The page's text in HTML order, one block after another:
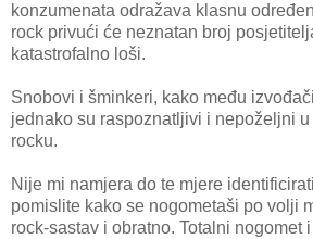
konzumenata odražava klasnu
rock privući će neznatan broj
katastrofalno loši.
Snobovi i šminkeri, kako među
jednako su raspoznatljivi i nepoželjni
rocku.
Nije mi namjera do te mjere
pomislite kako se nogometaši po volji
rock-sastav i obratno. Totalni nogomet